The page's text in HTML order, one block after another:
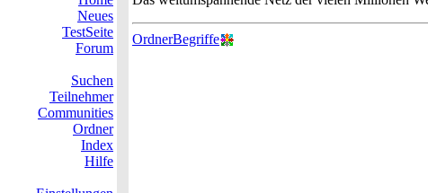
Neues
TestSeite
Forum
Suchen
Teilnehmer
Communities
Ordner
Index
Hilfe
OrdnerBegriffe